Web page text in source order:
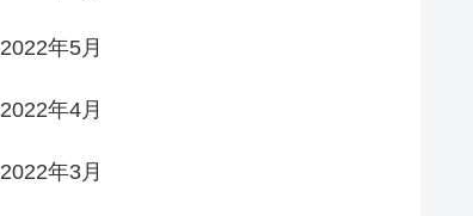
2022年5月
2022年4月
2022年3月